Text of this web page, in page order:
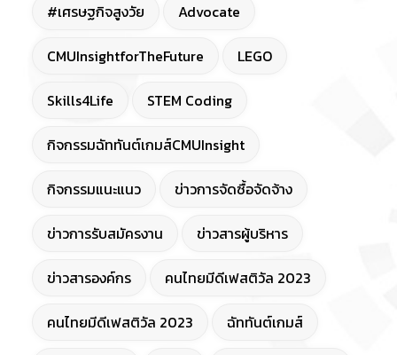
#เศรษฐกิจสูงวัย Advocate
CMUInsightforTheFuture LEGO
Skills4Life STEM Coding
กิจกรรมฉัททันต์เกมส์CMUInsight
กิจกรรมแนะแนว ข่าวการจัดซื้อจัดจ้าง
ข่าวการรับสมัครงาน ข่าวสารผู้บริหาร
ข่าวสารองค์กร คนไทยมีดีเฟสติวัล 2023
คนไทยมีดีเฟสติวัล 2023 ฉัททันต์เกมส์